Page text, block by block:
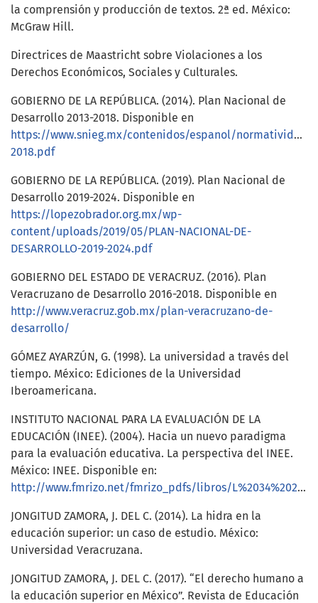
la comprensión y producción de textos. 2ª ed. México:
McGraw Hill.
Directrices de Maastricht sobre Violaciones a los
Derechos Económicos, Sociales y Culturales.
GOBIERNO DE LA REPÚBLICA. (2014). Plan Nacional de
Desarrollo 2013-2018. Disponible en
https://www.snieg.mx/contenidos/espanol/normatividad/
2018.pdf
GOBIERNO DE LA REPÚBLICA. (2019). Plan Nacional de
Desarrollo 2019-2024. Disponible en
https://lopezobrador.org.mx/wp-
content/uploads/2019/05/PLAN-NACIONAL-DE-
DESARROLLO-2019-2024.pdf
GOBIERNO DEL ESTADO DE VERACRUZ. (2016). Plan
Veracruzano de Desarrollo 2016-2018. Disponible en
http://www.veracruz.gob.mx/plan-veracruzano-de-
desarrollo/
GÓMEZ AYARZÚN, G. (1998). La universidad a través del
tiempo. México: Ediciones de la Universidad
Iberoamericana.
INSTITUTO NACIONAL PARA LA EVALUACIÓN DE LA
EDUCACIÓN (INEE). (2004). Hacia un nuevo paradigma
para la evaluación educativa. La perspectiva del INEE.
México: INEE. Disponible en:
http://www.fmrizo.net/fmrizo_pdfs/libros/L%2034%202004%20Hacia%20nuevo%20paradigma%20INEE.pdf
JONGITUD ZAMORA, J. DEL C. (2014). La hidra en la
educación superior: un caso de estudio. México:
Universidad Veracruzana.
JONGITUD ZAMORA, J. DEL C. (2017). “El derecho humano a
la educación superior en México”. Revista de Educación